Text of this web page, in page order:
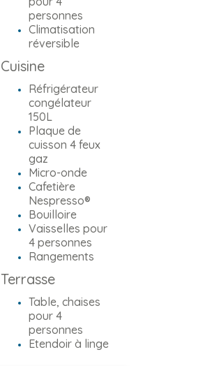
personnes
Climatisation
réversible
Cuisine
Réfrigérateur
congélateur
150L
Plaque de
cuisson 4 feux
gaz
Micro-onde
Cafetière
Nespresso®
Bouilloire
Vaisselles pour
4 personnes
Rangements
Terrasse
Table, chaises
pour 4
personnes
Etendoir à linge